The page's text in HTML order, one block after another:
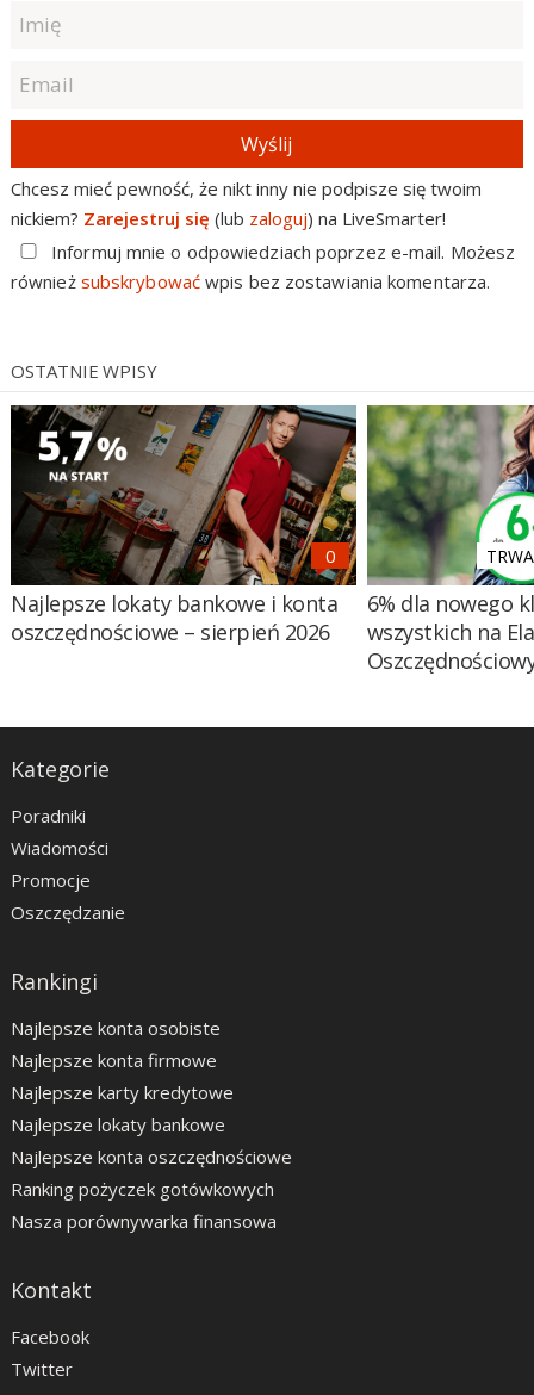
Wyślij
Chcesz mieć pewność, że nikt inny nie podpisze się twoim
nickiem? Zarejestruj się (lub zaloguj) na LiveSmarter!
Informuj mnie o odpowiedziach poprzez e-mail. Możesz
również subskrybowaćwpis bez zostawiania komentarza.
OSTATNIE WPISY
Najlepsze lokaty bankowe i konta
oszczędnościowe – sierpień 2026
6% dla nowego
wszystkich na
Kategorie
Poradniki
Wiadomości
Promocje
Oszczędzanie
Rankingi
Najlepsze konta osobiste
Najlepsze konta firmowe
Najlepsze karty kredytowe
Najlepsze lokaty bankowe
Najlepsze konta oszczędnościowe
Ranking pożyczek gotówkowych
Nasza porównywarka finansowa
Kontakt
Facebook
Twitter